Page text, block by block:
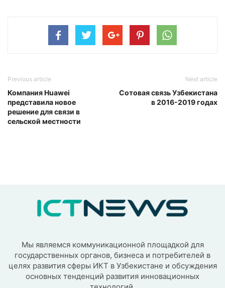
Previous article
Компания Huawei
представила новое
решение для связи в
сельской местности
Next article
Сотовая связь Узбекистана
в 2016-2019 годах
Мы являемся коммуникационной площадкой для
государственных органов, бизнеса и потребителей в
целях развития сферы ИКТ в Узбекистане и обсуждения
основных тенденций развития инновационных